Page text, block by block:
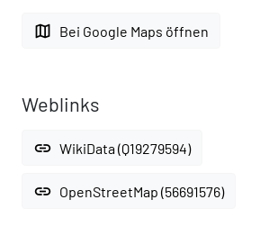
map Bei Google Maps öffnen
Weblinks
link WikiData (Q19279594)
link OpenStreetMap (56691576)